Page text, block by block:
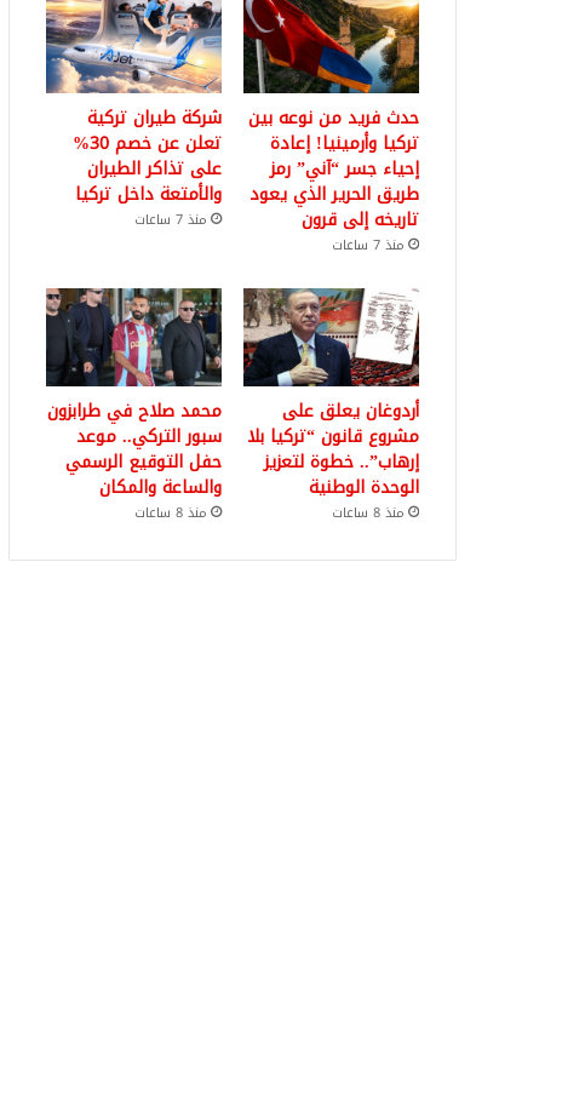
حدث فريد من نوعه بين
تركيا وأرمينيا! إعادة
إحياء جسر “آني” رمز
طريق الحرير الذي يعود
تاريخه إلى قرون
منذ 7 ساعات
شركة طيران تركية
تعلن عن خصم 30%
على تذاكر الطيران
والأمتعة داخل تركيا
منذ 7 ساعات
أردوغان يعلق على
مشروع قانون “تركيا بلا
إرهاب”.. خطوة لتعزيز
الوحدة الوطنية
منذ 8 ساعات
محمد صلاح في طرابزون
سبور التركي.. موعد
حفل التوقيع الرسمي
والساعة والمكان
منذ 8 ساعات